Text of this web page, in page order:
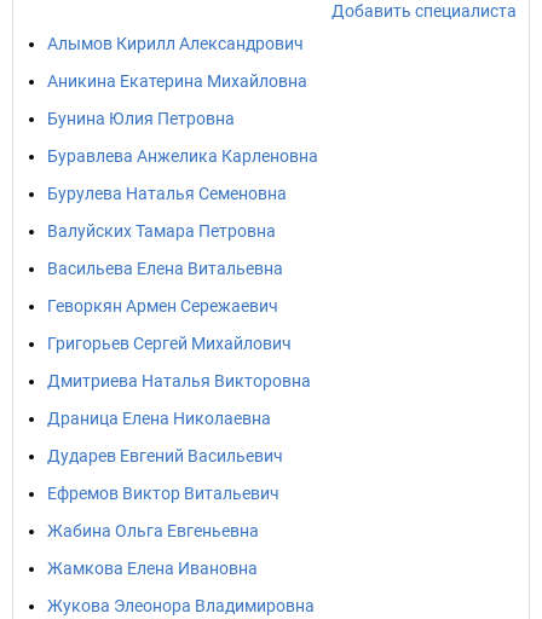
Добавить специалиста
Алымов Кирилл Александрович
Аникина Екатерина Михайловна
Бунина Юлия Петровна
Буравлева Анжелика Карленовна
Бурулева Наталья Семеновна
Валуйских Тамара Петровна
Васильева Елена Витальевна
Геворкян Армен Сережаевич
Григорьев Сергей Михайлович
Дмитриева Наталья Викторовна
Драница Елена Николаевна
Дударев Евгений Васильевич
Ефремов Виктор Витальевич
Жабина Ольга Евгеньевна
Жамкова Елена Ивановна
Жукова Элеонора Владимировна